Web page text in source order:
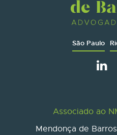
São Paulo
Associado ao
Mendonça de